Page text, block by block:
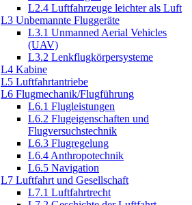
L2.4 Luftfahrzeuge leichter als Luft
L3 Unbemannte Fluggeräte
L3.1 Unmanned Aerial Vehicles
(UAV)
L3.2 Lenkflugkörpersysteme
L4 Kabine
L5 Luftfahrtantriebe
L6 Flugmechanik/Flugführung
L6.1 Flugleistungen
L6.2 Flugeigenschaften und
Flugversuchstechnik
L6.3 Flugregelung
L6.4 Anthropotechnik
L6.5 Navigation
L7 Luftfahrt und Gesellschaft
L7.1 Luftfahrtrecht